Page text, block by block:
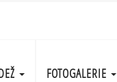
FOTOGALERIE